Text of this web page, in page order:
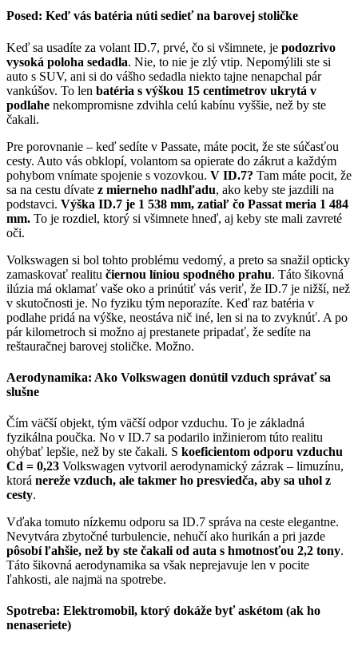
Posed: Keď vás batéria núti sedieť na barovej stoličke
Keď sa usadíte za volant ID.7, prvé, čo si všimnete, je podozrivo
vysoká poloha sedadla. Nie, to nie je zlý vtip. Nepomýlili ste si
auto s SUV, ani si do vášho sedadla niekto tajne nenapchal pár
vankúšov. To len batéria s výškou 15 centimetrov ukrytá v
podlahe nekompromisne zdvihla celú kabínu vyššie, než by ste
čakali.
Pre porovnanie – keď sedíte v Passate, máte pocit, že ste súčasťou
cesty. Auto vás obklopí, volantom sa opierate do zákrut a každým
pohybom vnímate spojenie s vozovkou. V ID.7? Tam máte pocit, že
sa na cestu dívate z mierneho nadhľadu, ako keby ste jazdili na
podstavci. Výška ID.7 je 1 538 mm, zatiaľ čo Passat meria 1 484
mm. To je rozdiel, ktorý si všimnete hneď, aj keby ste mali zavreté
oči.
Volkswagen si bol tohto problému vedomý, a preto sa snažil opticky
zamaskovať realitu čiernou líniou spodného prahu. Táto šikovná
ilúzia má oklamať vaše oko a prinútiť vás veriť, že ID.7 je nižší, než
v skutočnosti je. No fyziku tým neporazíte. Keď raz batéria v
podlahe pridá na výške, neostáva nič iné, len si na to zvyknúť. A po
pár kilometroch si možno aj prestanete pripadať, že sedíte na
reštauračnej barovej stoličke. Možno.
Aerodynamika: Ako Volkswagen donútil vzduch správať sa
slušne
Čím väčší objekt, tým väčší odpor vzduchu. To je základná
fyzikálna poučka. No v ID.7 sa podarilo inžinierom túto realitu
ohýbať lepšie, než by ste čakali. S koeficientom odporu vzduchu
Cd = 0,23 Volkswagen vytvoril aerodynamický zázrak – limuzínu,
ktorá nereže vzduch, ale takmer ho presviedča, aby sa uhol z
cesty.
Vďaka tomuto nízkemu odporu sa ID.7 správa na ceste elegantne.
Nevytvára zbytočné turbulencie, nehučí ako hurikán a pri jazde
pôsobí ľahšie, než by ste čakali od auta s hmotnosťou 2,2 tony.
Táto šikovná aerodynamika sa však neprejavuje len v pocite
ľahkosti, ale najmä na spotrebe.
Spotreba: Elektromobil, ktorý dokáže byť askétom (ak ho
nenaseriete)